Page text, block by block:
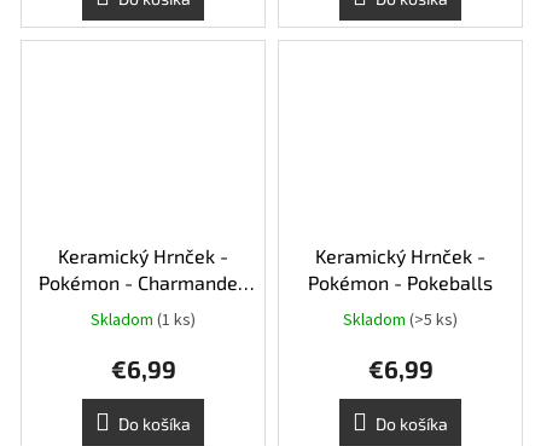
Keramický Hrnček -
Pokémon - Charmander,
Squirtle a Bulbasaur
Skladom (1 ks)
€6,99
Do košíka
Keramický Hrnček -
Pokémon - Pokeballs
Skladom (>5 ks)
€6,99
Do košíka